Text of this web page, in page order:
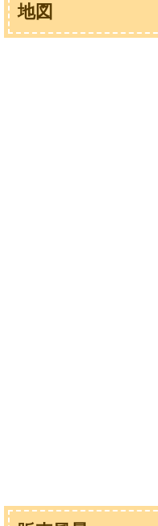
地図